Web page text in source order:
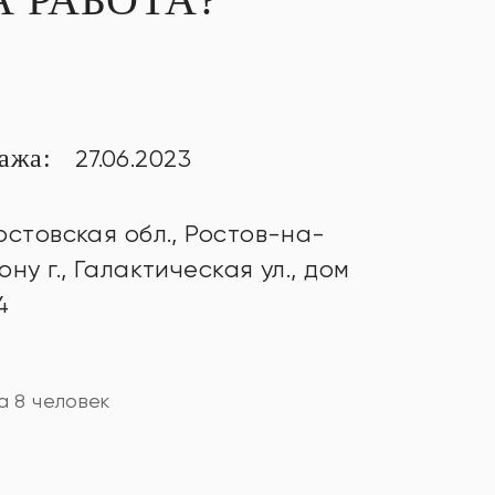
27.06.2023
обл., Ростов-на-
г., Галактическая ул., дом
8 человек